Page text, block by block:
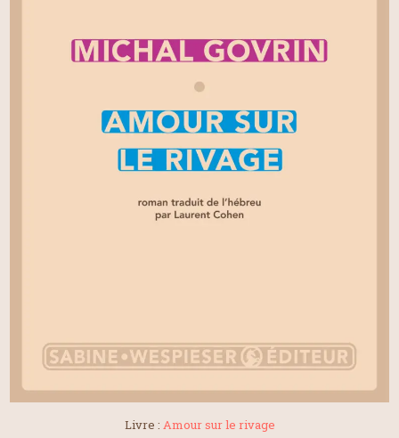
Livre : Amour sur le rivage